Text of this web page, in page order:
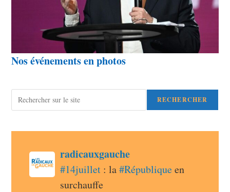
Nos événements en photos
RECHERCHER
radicauxgauche avatar
radicauxgauchepost
#14juillet : la #République en
surchauffe